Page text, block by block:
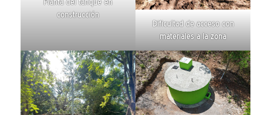
Planta del tanque en
construcción
Dificultad de acceso con
materiales a la zona